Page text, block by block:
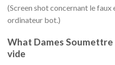
(Screen shot concernant le faux
ordinateur bot.)
What Dames
vide